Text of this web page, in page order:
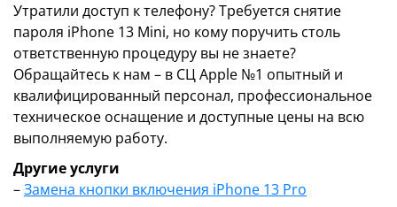
Утратили доступ к телефону? Требуется снятие
пароля iPhone 13 Mini, но кому поручить столь
ответственную процедуру вы не знаете?
Обращайтесь к нам – в СЦ Apple №1 опытный и
квалифицированный персонал, профессиональное
техническое оснащение и доступные цены на всю
выполняемую работу.
Другие услуги
–Замена кнопки включения iPhone 13 Pro